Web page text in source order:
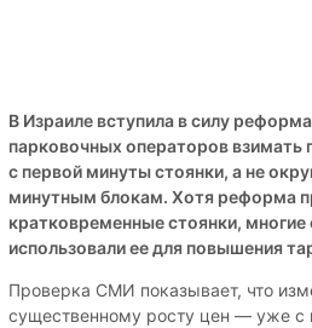
В Израиле вступила в силу
парковочных операторов взимать
с первой минуты стоянки, а не
минутным блокам. Хотя реформа
кратковременные стоянки,
использовали ее для повышения
Проверка СМИ показывает, что
существенному росту цен — уже с